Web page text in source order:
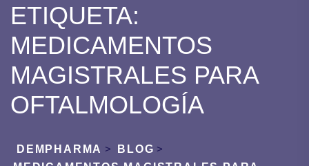
ETIQUETA:
MEDICAMENTOS
MAGISTRALES PARA
OFTALMOLOGÍA
DEMPHARMA > BLOG >